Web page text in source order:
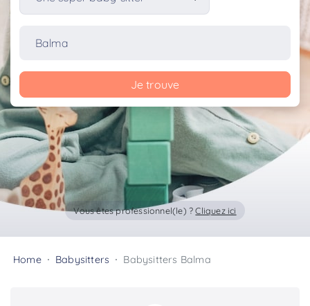
Je trouve
Vous êtes professionnel(le) ?Cliquez ici
Home Babysitters Babysitters Balma